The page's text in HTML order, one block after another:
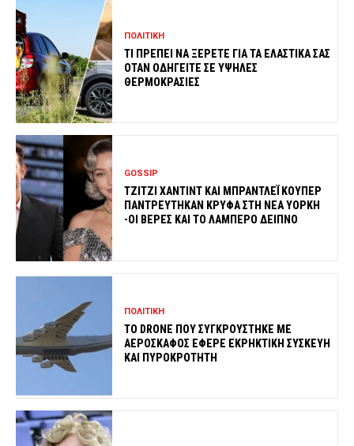
ΠΟΛΙΤΙΚΗ
ΤΙ ΠΡΕΠΕΙ ΝΑ ΞΕΡΕΤΕ ΓΙΑ ΤΑ ΕΛΑΣΤΙΚΑ ΣΑΣ
ΟΤΑΝ ΟΔΗΓΕΙΤΕ ΣΕ ΥΨΗΛΕΣ
ΘΕΡΜΟΚΡΑΣΙΕΣ
GOSSIP
ΤΖΙΤΖΙ ΧΑΝΤΙΝΤ ΚΑΙ ΜΠΡΑΝΤΛΕΪ ΚΟΥΠΕΡ
ΠΑΝΤΡΕΥΤΗΚΑΝ ΚΡΥΦΑ ΣΤΗ ΝΕΑ ΥΟΡΚΗ
-ΟΙ ΒΕΡΕΣ ΚΑΙ ΤΟ ΛΑΜΠΕΡΟ ΔΕΙΠΝΟ
ΠΟΛΙΤΙΚΗ
ΤΟ DRONE ΠΟΥ ΣΥΓΚΡΟΥΣΤΗΚΕ ΜΕ
ΑΕΡΟΣΚΑΦΟΣ ΕΦΕΡΕ ΕΚΡΗΚΤΙΚΗ ΣΥΣΚΕΥΗ
ΚΑΙ ΠΥΡΟΚΡΟΤΗΤΗ